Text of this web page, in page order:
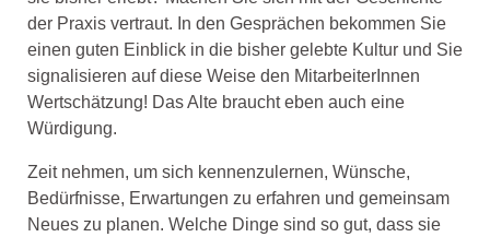
der Praxis vertraut. In den Gesprächen bekommen Sie
einen guten Einblick in die bisher gelebte Kultur und Sie
signalisieren auf diese Weise den MitarbeiterInnen
Wertschätzung! Das Alte braucht eben auch eine
Würdigung.
Zeit nehmen, um sich kennenzulernen, Wünsche,
Bedürfnisse, Erwartungen zu erfahren und gemeinsam
Neues zu planen. Welche Dinge sind so gut, dass sie